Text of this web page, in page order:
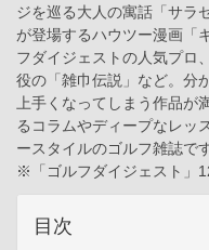
ジを巡る大人の寓話「サラ
が登場するハウツー漫画「
フダイジェストの人気プロ
役の「雑巾伝説」など。分
上手くなってしまう作品
るコラムやディープなレッ
ースタイルのゴルフ雑誌です
※「ゴルフダイジェスト」
目次